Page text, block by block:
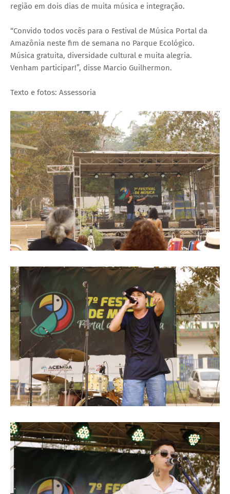
região em dois dias de muita música e integração.
“Convido todos vocês para o Festival de Música Portal da
Amazônia neste fim de semana no Parque Ecológico.
Música gratuita, diversidade cultural e muita alegria.
Venham participar!”, disse Marcio Guilhermon.
Texto e fotos: Assessoria